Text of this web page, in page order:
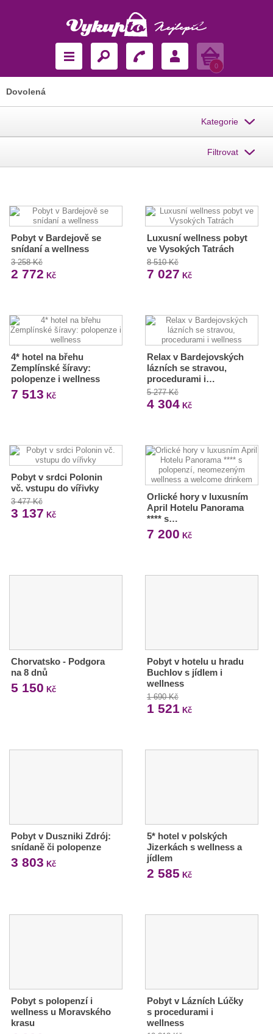
Košík
0
Dovolená
Kategorie
Filtrovat
Pobyt v Bardejově se
snídaní a wellness
3 258 Kč
2 772 Kč
Luxusní wellness pobyt
ve Vysokých Tatrách
8 510 Kč
7 027 Kč
4* hotel na břehu
Zemplínské šíravy:
polopenze i wellness
7 513 Kč
Relax v Bardejovských
lázních se stravou,
procedurami i…
5 277 Kč
4 304Kč
Pobyt v srdci Polonin
vč. vstupu do vířivky
3 477 Kč
3 137 Kč
Orlické hory v luxusním
April Hotelu Panorama
**** s…
7 200 Kč
Chorvatsko - Podgora
na 8 dnů
5 150 Kč
Pobyt v hotelu u hradu
Buchlov s jídlem i
wellness
1 690 Kč
1 521 Kč
Pobyt v Duszniki Zdrój:
snídaně či polopenze
3 803 Kč
5* hotel v polských
Jizerkách s wellness a
jídlem
2 585 Kč
Pobyt s polopenzí i
wellness u Moravského
krasu
Pobyt v Lázních Lúčky
s procedurami i
wellness